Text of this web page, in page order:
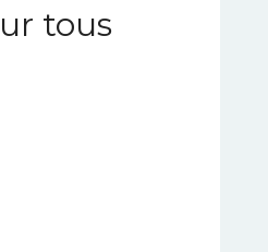
tous